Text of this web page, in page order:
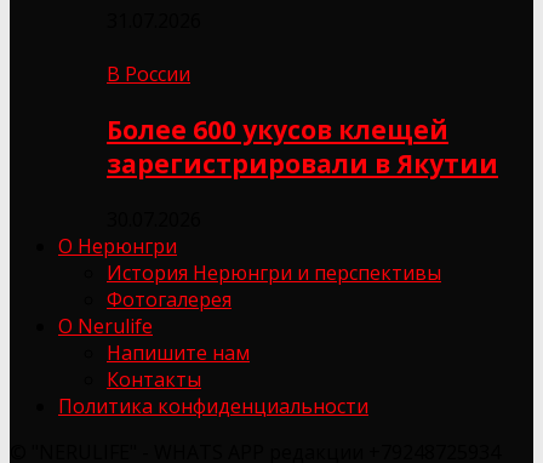
В России
Более 600 укусов клещей
зарегистрировали в Якутии
О Нерюнгри
История Нерюнгри и перспективы
Фотогалерея
О Nerulife
Напишите нам
Контакты
Политика конфиденциальности